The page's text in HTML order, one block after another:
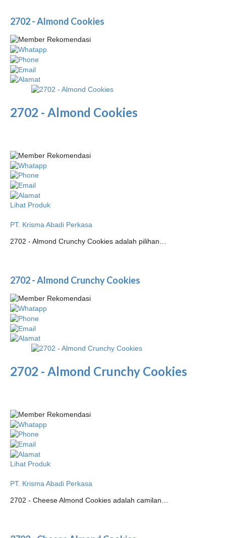
2702 - Almond Cookies
2702 - Almond Cookies
Lihat Produk
PT. Krisma Abadi Perkasa
2702 - Almond Crunchy Cookies adalah pilihan…
2702 - Almond Crunchy Cookies
2702 - Almond Crunchy Cookies
Lihat Produk
PT. Krisma Abadi Perkasa
2702 - Cheese Almond Cookies adalah camilan…